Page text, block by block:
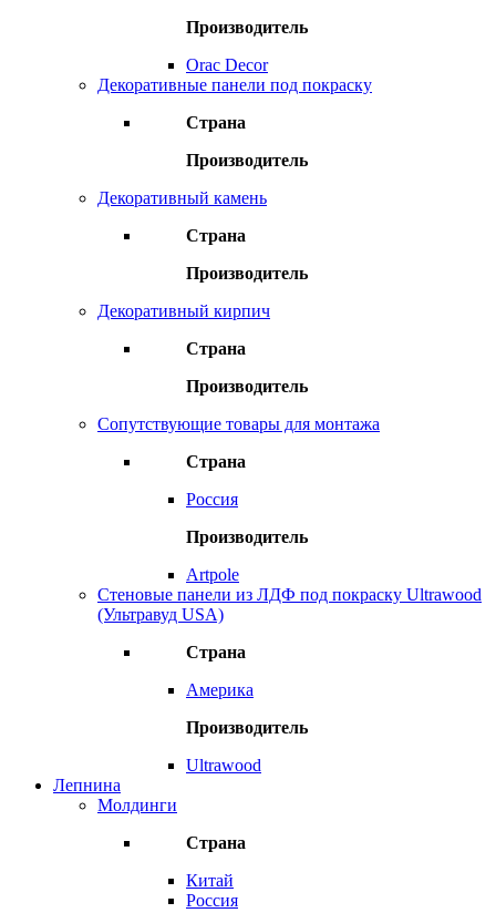
Производитель
Orac Decor
Декоративные панели под покраску
Страна
Производитель
Декоративный камень
Страна
Производитель
Декоративный кирпич
Страна
Производитель
Сопутствующие товары для монтажа
Страна
Россия
Производитель
Artpole
Стеновые панели из ЛДФ под покраску Ultrawood
(Ультравуд USA)
Страна
Америка
Производитель
Ultrawood
Лепнина
Молдинги
Страна
Китай
Россия